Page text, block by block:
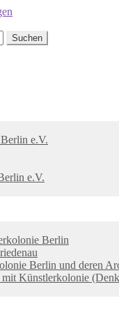
Suchen
e.V.
e.V.
Berlin
Berlin und deren
mit Künstlerkolonie